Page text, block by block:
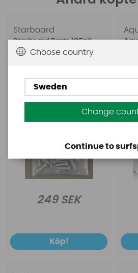
Starboard
Starboard Parts iQFoil
Hardware Pack
249 SEK
Köp!
Choose country
Sweden
Change
Continue to